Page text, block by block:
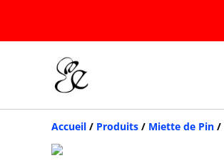
Accueil / Produits / Miette de Pin /